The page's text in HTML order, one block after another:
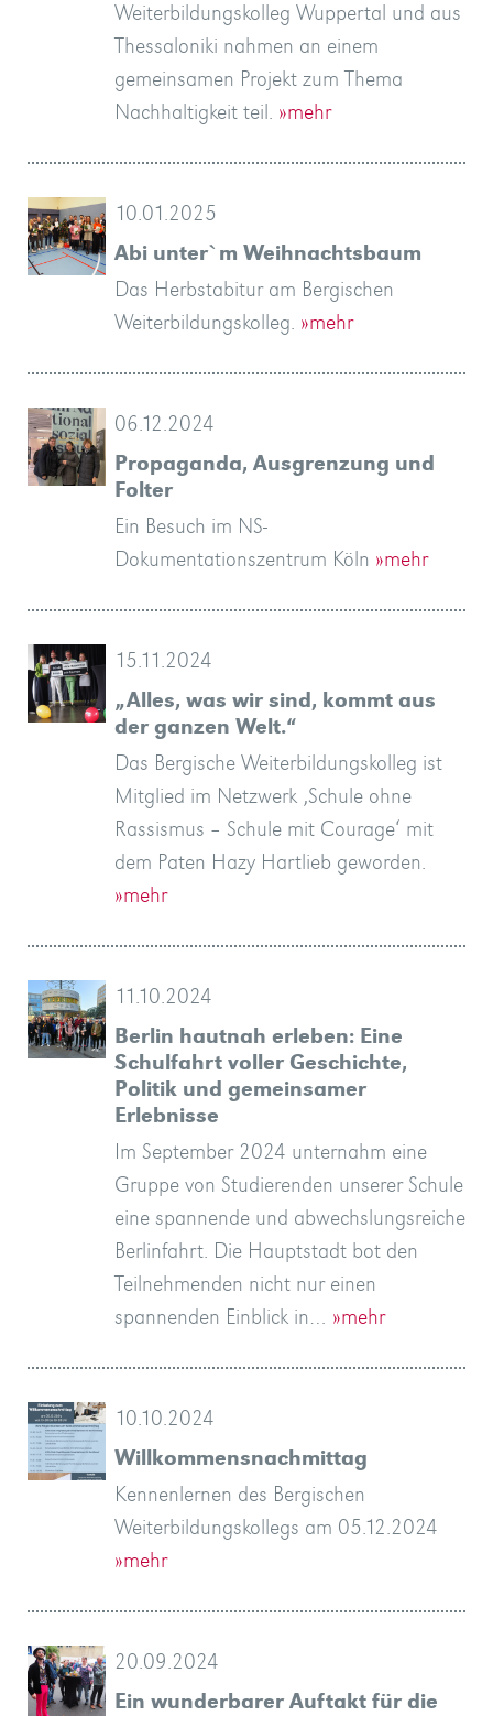
Weiterbildungskolleg Wuppertal und aus
Thessaloniki nahmen an einem
gemeinsamen Projekt zum Thema
Nachhaltigkeit teil. »mehr
10.01.2025
Abi unter`m Weihnachtsbaum
Das Herbstabitur am Bergischen
Weiterbildungskolleg. »mehr
06.12.2024
Propaganda, Ausgrenzung und
Folter
Ein Besuch im NS-
Dokumentationszentrum Köln »mehr
15.11.2024
„Alles, was wir sind, kommt aus
der ganzen Welt.“
Das Bergische Weiterbildungskolleg ist
Mitglied im Netzwerk ‚Schule ohne
Rassismus – Schule mit Courage‘ mit
dem Paten Hazy Hartlieb geworden.
»mehr
11.10.2024
Berlin hautnah erleben: Eine
Schulfahrt voller Geschichte,
Politik und gemeinsamer
Erlebnisse
Im September 2024 unternahm eine
Gruppe von Studierenden unserer Schule
eine spannende und abwechslungsreiche
Berlinfahrt. Die Hauptstadt bot den
Teilnehmenden nicht nur einen
spannenden Einblick in… »mehr
10.10.2024
Willkommensnachmittag
Kennenlernen des Bergischen
Weiterbildungskollegs am 05.12.2024
»mehr
20.09.2024
Ein wunderbarer Auftakt für die